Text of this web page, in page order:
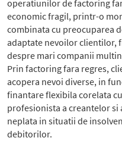
operatiunilor de factoring
economic fragil, printr-o
combinata cu preocuparea
adaptate nevoilor clientilor,
despre mari companii
Prin factoring fara regres,
acopera nevoi diverse, in
finantare flexibila corelata
profesionista a creantelor
neplata in situatii de
debitorilor.